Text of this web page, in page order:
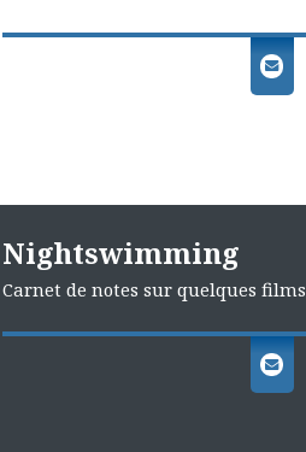
Nightswimming
Carnet de notes sur quelques films